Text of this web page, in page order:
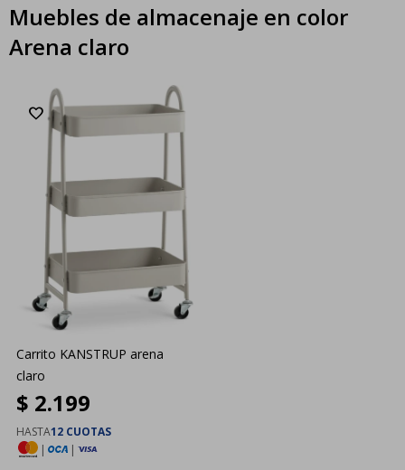
Muebles de almacenaje en color
Arena claro
Carrito KANSTRUP arena
claro
$ 2.199
HASTA12 CUOTAS
|
|